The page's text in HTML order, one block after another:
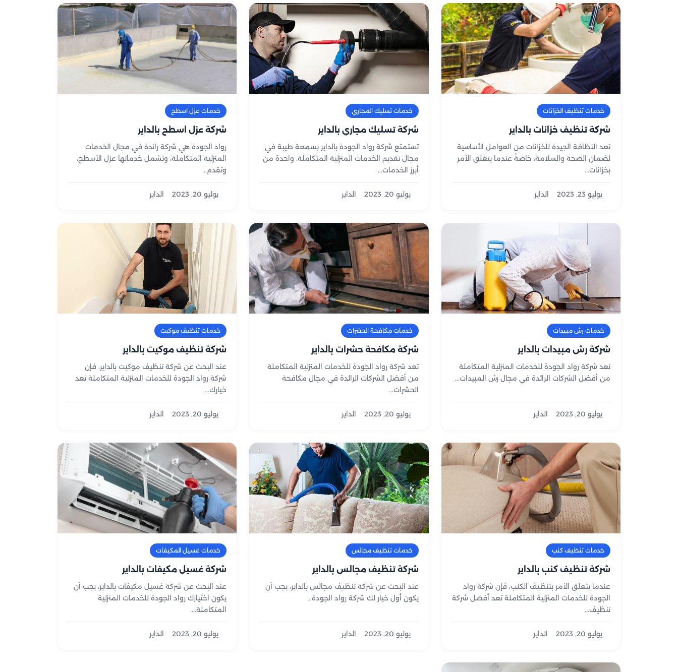
خدمات تنظيف الخزانات
شركة تنظيف خزانات بالداير
تعد النظافة الجيدة للخزانات من العوامل الأساسية
لضمان الصحة والسلامة، خاصةً عندما يتعلق الأمر
بخزانات...
يوليو 23, 2023 الداير
خدمات تسليك المجاري
شركة تسليك مجاري بالداير
تستمتع شركة رواد الجودة بالداير بسمعة طيبة في
مجال تقديم الخدمات المنزلية المتكاملة. واحدة من
أبرز الخدمات...
يوليو 20, 2023 الداير
خدمات عزل اسطح
شركة عزل اسطح بالداير
رواد الجودة هي شركة رائدة في مجال الخدمات
المنزلية المتكاملة، وتشمل خدماتها عزل الأسطح،
وتقدم...
يوليو 20, 2023 الداير
خدمات رش مبيدات
شركة رش مبيدات بالداير
تعد شركة رواد الجودة للخدمات المنزلية المتكاملة
من أفضل الشركات الرائدة في مجال رش المبيدات...
يوليو 20, 2023 الداير
خدمات مكافحة الحشرات
شركة مكافحة حشرات بالداير
تعد شركة رواد الجودة للخدمات المنزلية المتكاملة
من أفضل الشركات الرائدة في مجال مكافحة
الحشرات...
يوليو 20, 2023 الداير
خدمات تنظيف موكيت
شركة تنظيف موكيت بالداير
عند البحث عن شركة تنظيف موكيت بالداير، فإن
شركة رواد الجودة للخدمات المنزلية المتكاملة تعد
خيارك...
يوليو 20, 2023 الداير
خدمات تنظيف كنب
شركة تنظيف كنب بالداير
عندما يتعلق الأمر بتنظيف الكنب، فإن شركة رواد
الجودة للخدمات المنزلية المتكاملة تعد أفضل شركة
تنظيف...
يوليو 20, 2023 الداير
خدمات تنظيف مجالس
شركة تنظيف مجالس بالداير
عند البحث عن شركة تنظيف مجالس بالداير، يجب أن
يكون أول خيار لك شركة رواد الجودة...
يوليو 20, 2023 الداير
خدمات غسيل المكيفات
شركة غسيل مكيفات بالداير
عند البحث عن شركة غسيل مكيفات بالداير، يجب أن
يكون اختيارك رواد الجودة للخدمات المنزلية
المتكاملة....
يوليو 20, 2023 الداير